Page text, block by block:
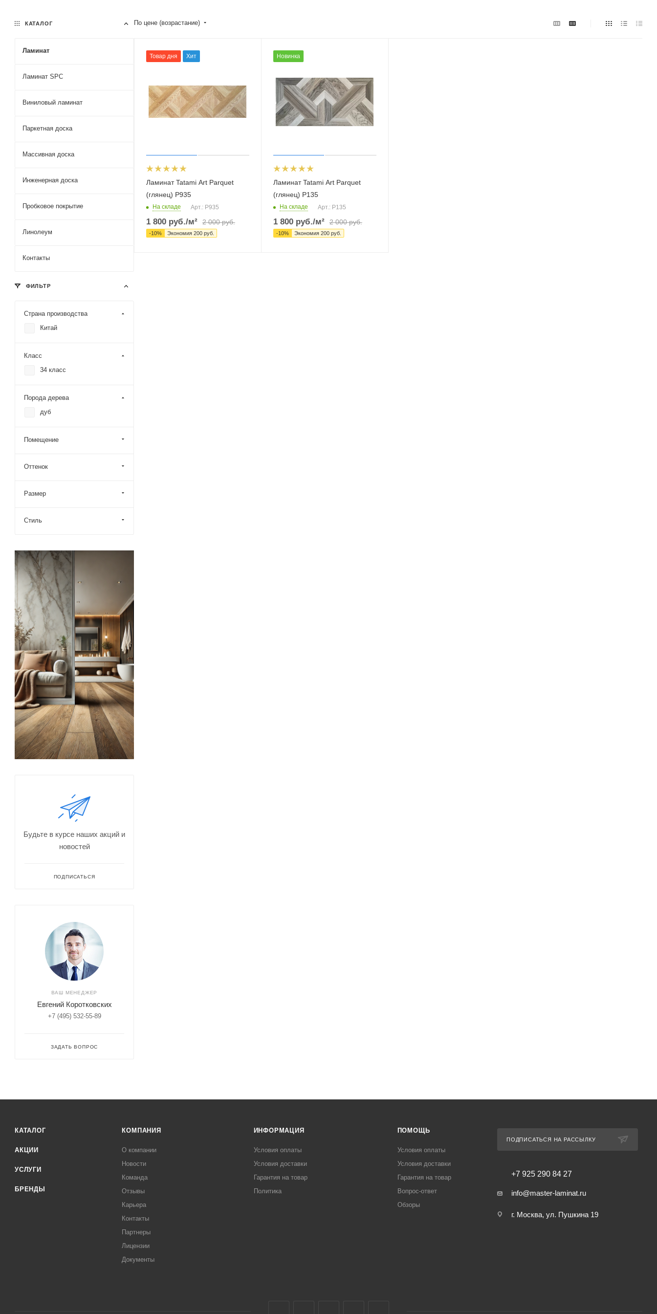
По цене (возрастание)
Товар дня Хит
Ламинат Tatami Art Parquet
(глянец) P935
На складе Арт.: P935
1 800 руб./м² 2 000руб.
-10% Экономия 200 руб.
Новинка
Ламинат Tatami Art Parquet
(глянец) P135
На складе Арт.: P135
1 800руб./м² 2 000руб.
-10% Экономия 200руб.
КАТАЛОГ
Ламинат
Ламинат SPC
Виниловый ламинат
Паркетная доска
Массивная доска
Инженерная доска
Пробковое покрытие
Линолеум
Контакты
ФИЛЬТР
Страна производства
Китай
Класс
34 класс
Порода дерева
дуб
Помещение
Оттенок
Размер
Стиль
Будьте в курсе наших акций и
новостей
ПОДПИСАТЬСЯ
ВАШ МЕНЕДЖЕР
Евгений Коротковских
+7 (495) 532-55-89
ЗАДАТЬ ВОПРОС
КАТАЛОГ
АКЦИИ
УСЛУГИ
БРЕНДЫ
КОМПАНИЯ
О компании
Новости
Команда
Отзывы
Карьера
Контакты
Партнеры
Лицензии
Документы
ИНФОРМАЦИЯ
Условия оплаты
Условия доставки
Гарантия на товар
Политика
ПОМОЩЬ
Условия оплаты
Условия доставки
Гарантия на товар
Вопрос-ответ
Обзоры
ПОДПИСАТЬСЯ НА РАССЫЛКУ
+7 925 290 84 27
info@master-laminat.ru
г. Москва, ул. Пушкина 19